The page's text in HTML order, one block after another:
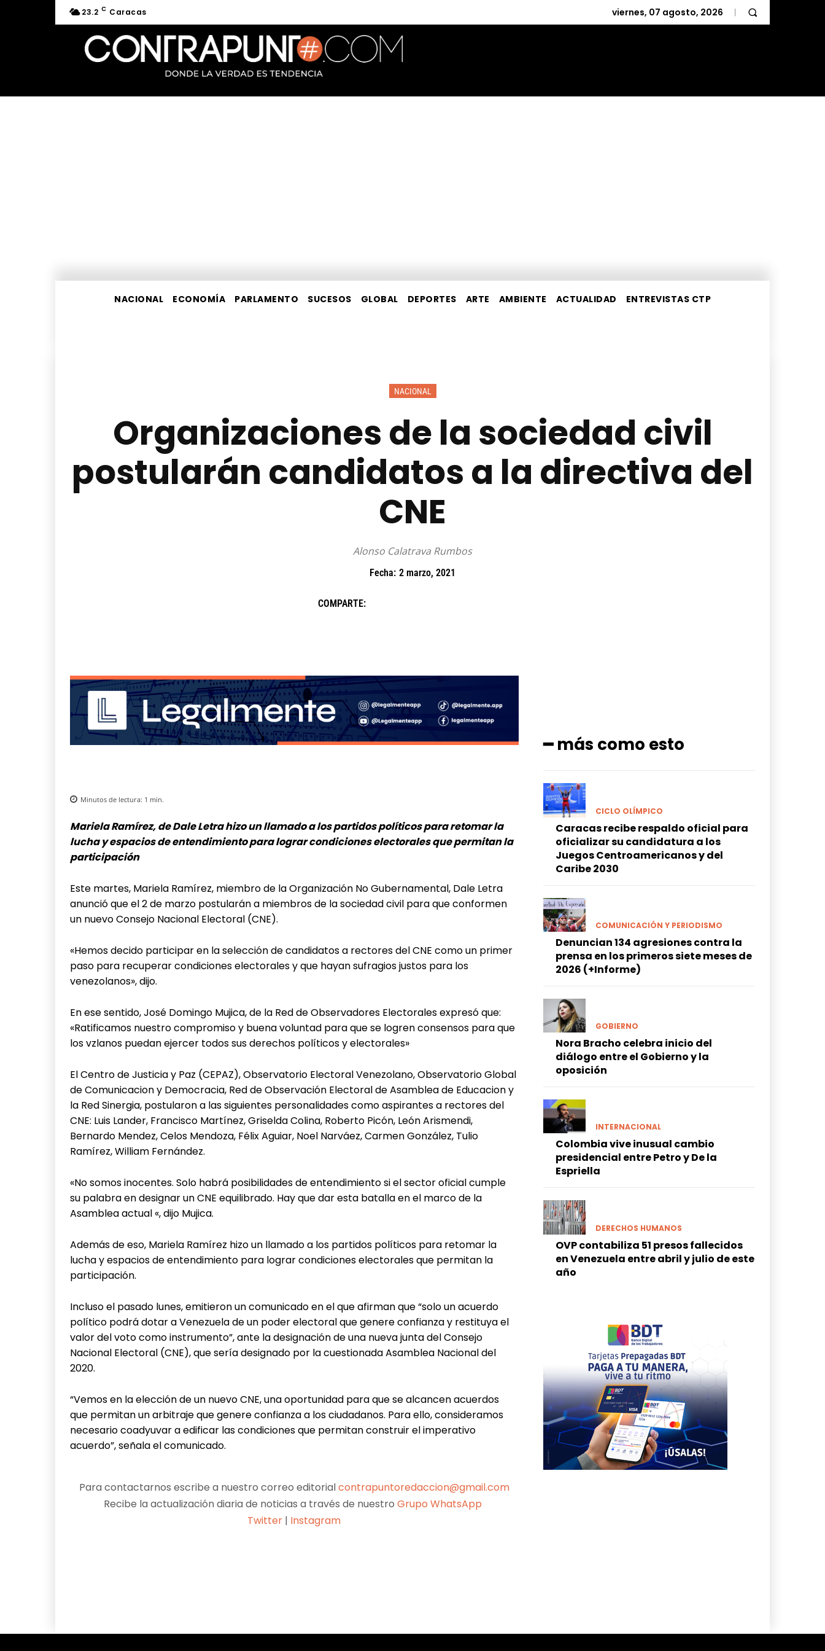
23.2 C Caracas viernes, 07 agosto, 2026
NACIONAL ECONOMÍA PARLAMENTO SUCESOS GLOBAL DEPORTES ARTE AMBIENTE ACTUALIDAD ENTREVISTAS CTP
NACIONAL
Organizaciones de la sociedad civil
postularán candidatos a la directiva del
CNE
Alonso Calatrava Rumbos
Fecha: 2 marzo, 2021
COMPARTE:
Minutos de lectura: 1 min.
Mariela Ramírez, de Dale Letra hizo un llamado a los partidos políticos para retomar la
lucha y espacios de entendimiento para lograr condiciones electorales que permitan la
participación
Este martes, Mariela Ramírez, miembro de la Organización No Gubernamental, Dale Letra
anunció que el 2 de marzo postularán a miembros de la sociedad civil para que conformen
un nuevo Consejo Nacional Electoral (CNE).
«Hemos decido participar en la selección de candidatos a rectores del CNE como un primer
paso para recuperar condiciones electorales y que hayan sufragios justos para los
venezolanos», dijo.
En ese sentido, José Domingo Mujica, de la Red de Observadores Electorales expresó que:
«Ratificamos nuestro compromiso y buena voluntad para que se logren consensos para que
los vzlanos puedan ejercer todos sus derechos políticos y electorales»
El Centro de Justicia y Paz (CEPAZ), Observatorio Electoral Venezolano, Observatorio Global
de Comunicacion y Democracia, Red de Observación Electoral de Asamblea de Educacion y
la Red Sinergia, postularon a las siguientes personalidades como aspirantes a rectores del
CNE: Luis Lander, Francisco Martínez, Griselda Colina, Roberto Picón, León Arismendi,
Bernardo Mendez, Celos Mendoza, Félix Aguiar, Noel Narváez, Carmen González, Tulio
Ramírez, William Fernández.
«No somos inocentes. Solo habrá posibilidades de entendimiento si el sector oficial cumple
su palabra en designar un CNE equilibrado. Hay que dar esta batalla en el marco de la
Asamblea actual «, dijo Mujica.
Además de eso, Mariela Ramírez hizo un llamado a los partidos políticos para retomar la
lucha y espacios de entendimiento para lograr condiciones electorales que permitan la
participación.
Incluso el pasado lunes, emitieron un comunicado en el que afirman que “solo un acuerdo
político podrá dotar a Venezuela de un poder electoral que genere confianza y restituya el
valor del voto como instrumento”, ante la designación de una nueva junta del Consejo
Nacional Electoral (CNE), que sería designado por la cuestionada Asamblea Nacional del
2020.
“Vemos en la elección de un nuevo CNE, una oportunidad para que se alcancen acuerdos
que permitan un arbitraje que genere confianza a los ciudadanos. Para ello, consideramos
necesario coadyuvar a edificar las condiciones que permitan construir el imperativo
acuerdo”, señala el comunicado.
Para contactarnos escribe a nuestro correo editorialcontrapuntoredaccion@gmail.com
Recibe la actualización diaria de noticias a través de nuestroGrupo WhatsApp
Twitter | Instagram
━ más como esto
CICLO OLÍMPICO
Caracas recibe respaldo oficial para
oficializar su candidatura a los
Juegos Centroamericanos y del
Caribe 2030
COMUNICACIÓN Y PERIODISMO
Denuncian 134 agresiones contra la
prensa en los primeros siete meses de
2026 (+Informe)
GOBIERNO
Nora Bracho celebra inicio del
diálogo entre el Gobierno y la
oposición
INTERNACIONAL
Colombia vive inusual cambio
presidencial entre Petro y De la
Espriella
DERECHOS HUMANOS
OVP contabiliza 51 presos fallecidos
en Venezuela entre abril y julio de este
año